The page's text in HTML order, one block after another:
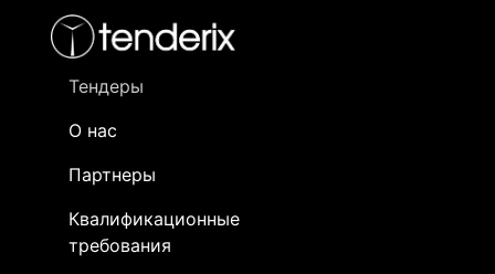
Тендеры
О нас
Партнеры
Квалификационные
требования
- активный лот
- сохраненный лот (не опубликован)
Закупка: Прокат
калиброванный
[Завершен]